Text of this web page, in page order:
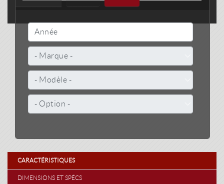
CARACTÉRISTIQUES(ONGLET ACTIF)
DIMENSIONS ET SPÉCS